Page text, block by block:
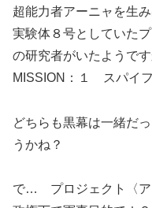
超能力者アーニャを生
実験体８号としていた
の研究者がいたようで
MISSION：１ スパイ
どちらも黒幕は一緒だ
うかね？
で… プロジェクト〈ア